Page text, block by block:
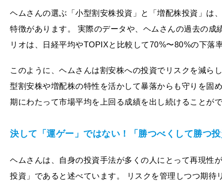
ヘムさんの選ぶ「小型割安株投資」と「増配株投資」は
特徴があります。 実際のデータや、ヘムさんの過去の
リオは、日経平均やTOPIXと比較して70%〜80%の下落
このように、ヘムさんは割安株への投資でリスクを減ら
型割安株や増配株の特性を活かして暴落からも守りを固
期にわたって市場平均を上回る成績を出し続けることが
決して「運ゲー」ではない！「勝つべくして勝つ
ヘムさんは、自身の投資手法が多くの人にとって再現性
投資」であると述べています。 リスクを管理しつつ期